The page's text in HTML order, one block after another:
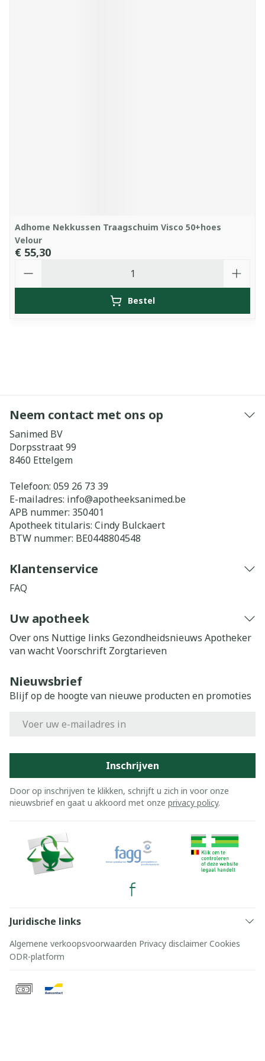
Adhome Nekkussen Traagschuim Visco 50+hoes
Velour
€ 55,30
Bestel
Neem contact met ons op
Sanimed BV
Dorpsstraat 99
8460 Ettelgem
Telefoon: 059 26 73 39
E-mailadres: info@apotheeksanimed.be
APB nummer: 350401
Apotheek titularis: Cindy Bulckaert
BTW nummer: BE0448804548
Klantenservice
FAQ
Uw apotheek
Over ons Nuttige links Gezondheidsnieuws Apotheker
van wachtVoorschrift Zorgtarieven
Nieuwsbrief
Blijf op de hoogte van nieuwe producten en promoties
Inschrijven
Door op inschrijven te klikken, schrijft u zich in voor onze
nieuwsbrief en gaat u akkoord met onze privacy policy.
Juridische links
Algemene verkoopsvoorwaarden Privacy disclaimer Cookies
ODR-platform